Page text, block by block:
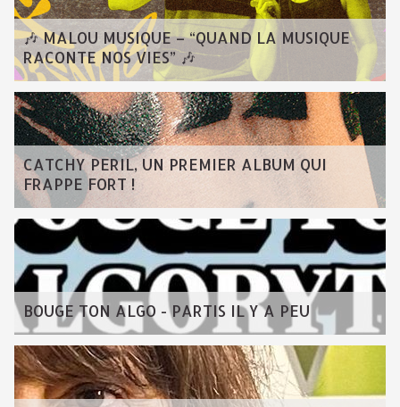
🎶 MALOU MUSIQUE – “QUAND LA MUSIQUE
RACONTE NOS VIES” 🎶
CATCHY PERIL, UN PREMIER ALBUM QUI
FRAPPE FORT !
BOUGE TON ALGO - PARTIS IL Y A PEU